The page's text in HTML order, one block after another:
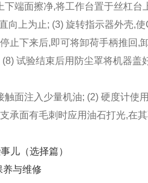
下端面擦净,将工作台置于丝杠
向上为止; (3) 旋转指示器外壳,
止下来后,即可将卸荷手柄推回,
试验结束后用防尘罩将机器盖
触面注入少量机油; (2) 硬度计使
承面有毛刺时应用油石打光,在
儿（选择篇）
养与维修